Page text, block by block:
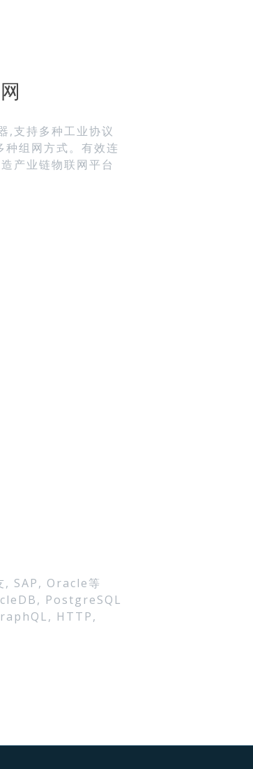
,支持多种工业协议
组网方式。有效连
产业链物联网平台
, SAP, Oracle等
PostgreSQL
HTTP,